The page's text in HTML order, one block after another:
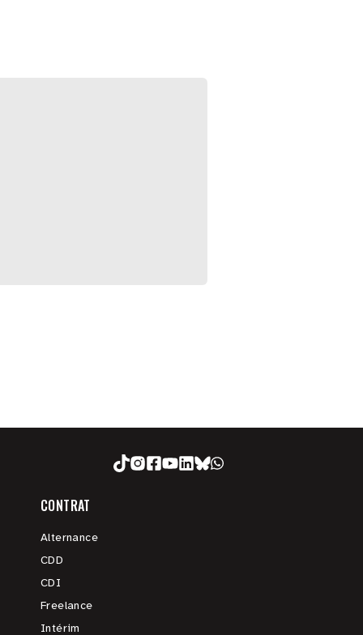
CONTRAT
Alternance
CDD
CDI
Freelance
Intérim